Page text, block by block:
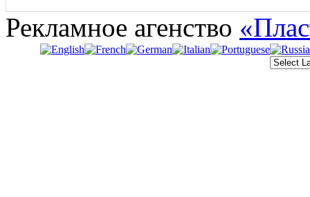
Рекламное агенство